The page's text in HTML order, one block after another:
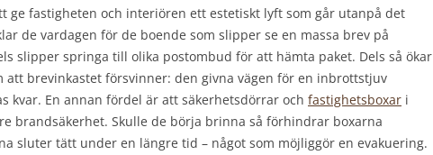
ge fastigheten och interiören ett estetiskt lyft som går utanpå det
de vardagen för de boende som slipper se en massa brev på
slipper springa till olika postombud för att hämta paket. Dels så ökar
att brevinkastet försvinner: den givna vägen för en inbrottstjuv
kvar. En annan fördel är att säkerhetsdörrar och fastighetsboxar i
brandsäkerhet. Skulle de börja brinna så förhindrar boxarna
sluter tätt under en längre tid – något som möjliggör en evakuering.